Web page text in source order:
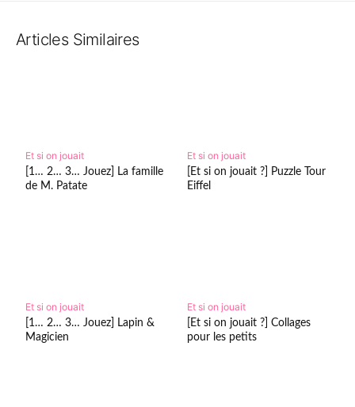
Articles Similaires
Et si on jouait
[1… 2… 3… Jouez] La famille
de M. Patate
Et si on jouait
[Et si on jouait ?] Puzzle Tour
Eiffel
Et si on jouait
[1… 2… 3… Jouez] Lapin &
Magicien
Et si on jouait
[Et si on jouait ?] Collages
pour les petits